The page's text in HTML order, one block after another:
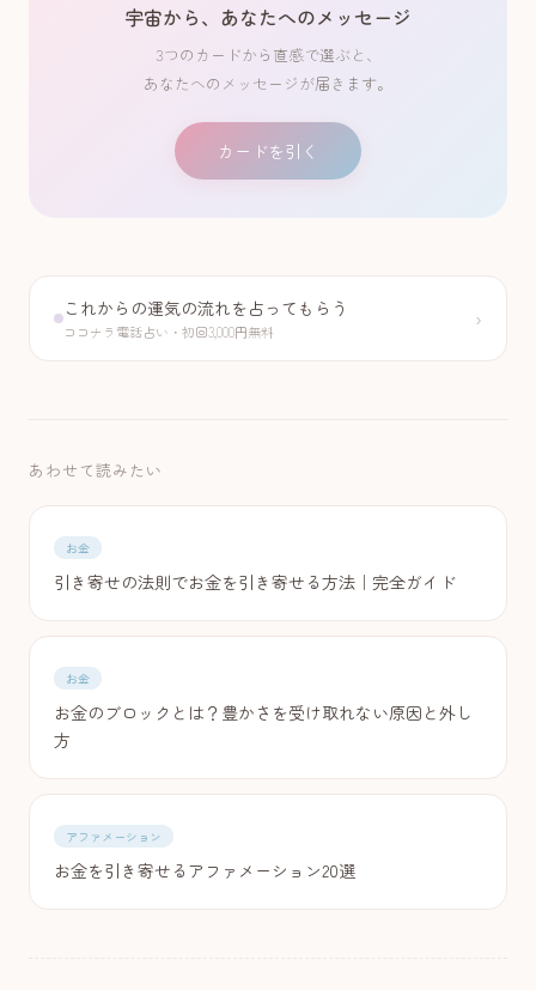
宇宙から、あなたへのメッセージ
3つのカードから直感で選ぶと、
あなたへのメッセージが届きます。
カードを引く
これからの運気の流れを占ってもらう
ココナラ電話占い・初回3,000円無料 ›
あわせて読みたい
お金
引き寄せの法則でお金を引き寄せる方法｜完全ガイド
お金
お金のブロックとは？豊かさを受け取れない原因と外し
方
アファメーション
お金を引き寄せるアファメーション20選